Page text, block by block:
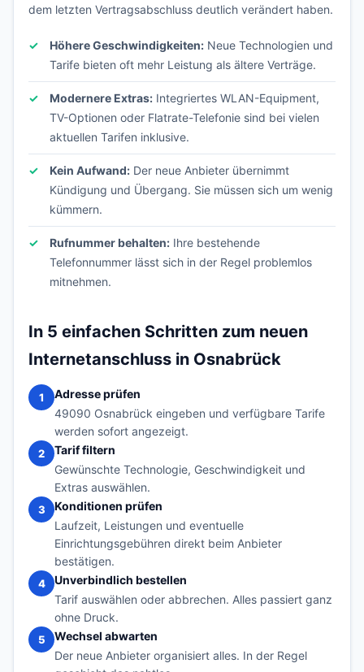
dem letzten Vertragsabschluss deutlich verändert haben.
Höhere Geschwindigkeiten: Neue Technologien und
Tarife bieten oft mehr Leistung als ältere Verträge.
Modernere Extras: Integriertes WLAN-Equipment,
TV-Optionen oder Flatrate-Telefonie sind bei vielen
aktuellen Tarifen inklusive.
Kein Aufwand: Der neue Anbieter übernimmt
Kündigung und Übergang. Sie müssen sich um wenig
kümmern.
Rufnummer behalten: Ihre bestehende
Telefonnummer lässt sich in der Regel problemlos
mitnehmen.
In 5 einfachen Schritten zum neuen
Internetanschluss in Osnabrück
1
Adresse prüfen
49090 Osnabrück eingeben und verfügbare Tarife
werden sofort angezeigt.
2
Tarif filtern
Gewünschte Technologie, Geschwindigkeit und
Extras auswählen.
3
Konditionen prüfen
Laufzeit, Leistungen und eventuelle
Einrichtungsgebühren direkt beim Anbieter
bestätigen.
4
Unverbindlich bestellen
Tarif auswählen oder abbrechen. Alles passiert ganz
ohne Druck.
5
Wechsel abwarten
Der neue Anbieter organisiert alles. In der Regel